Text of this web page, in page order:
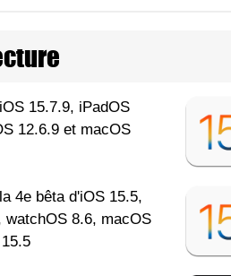
15.7.9, iPadOS
12.6.9 et macOS
4e bêta d'iOS 15.5,
watchOS 8.6, macOS